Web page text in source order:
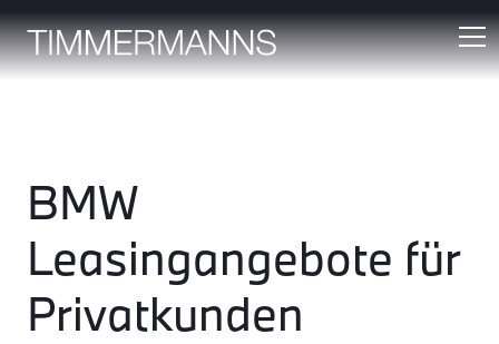
BMW
Leasingangebote für
Privatkunden